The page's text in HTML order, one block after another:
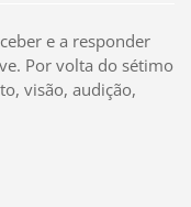
e a responder
Por volta do sétimo
visão, audição,